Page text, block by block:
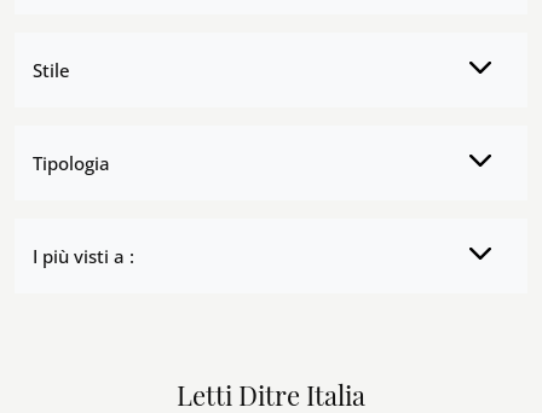
Stile
Tipologia
I più visti a :
Letti Ditre Italia